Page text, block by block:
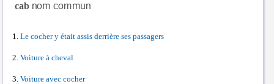
cab
Le cocher y était assis derrière ses passagers
Voiture à cheval
Voiture avec cocher